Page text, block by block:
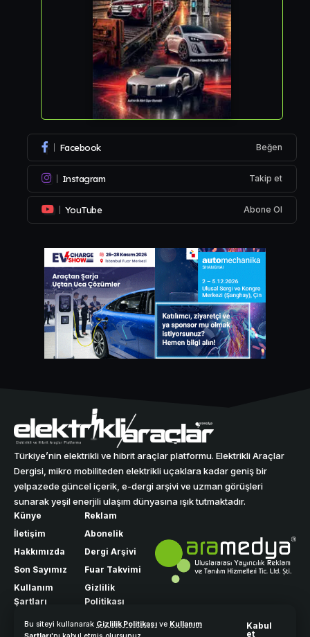
Bu siteyi kullanarak Gizlilik Politikası ve Kullanım
Kabul
et
Facebook Beğen
Instagram Takip et
YouTube Abone Ol
Türkiye’nin elektrikli ve hibrit araçlar platformu. Elektrikli Araçlar
Dergisi, mikro mobiliteden elektrikli uçaklara kadar geniş bir
yelpazede güncel içerik, e-dergi arşivi ve uzman görüşleri
sunarak yeşil enerjili ulaşım dünyasına ışık tutmaktadır.
Künye
İletişim
Hakkımızda
Son Sayımız
Kullanım
Şartları
Reklam
Abonelik
Dergi Arşivi
Fuar Takvimi
Gizlilik
Politikası